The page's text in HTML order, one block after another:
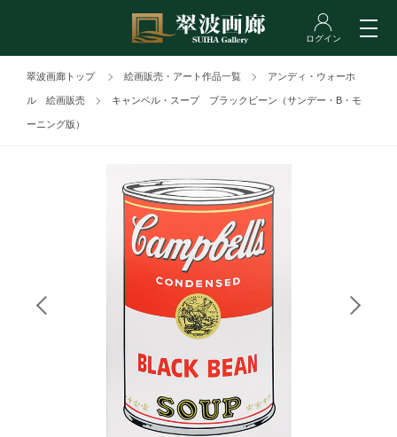
翠波画廊トップ 絵画販売・アート作品一覧 アンディ・ウォーホ
ル 絵画販売 キャンベル・スープ ブラックビーン（サンデー・B・モ
ーニング版）